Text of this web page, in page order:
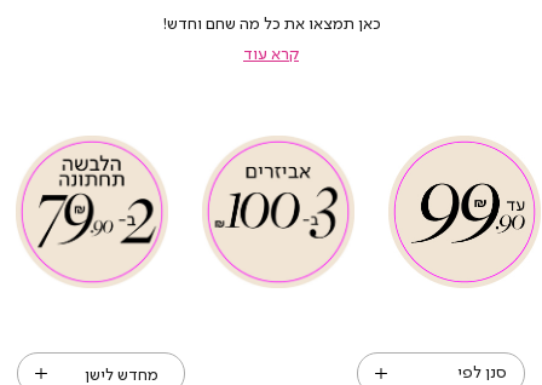
כאן תמצאו את כל מה שחם וחדש!
קרא עוד
באנר
עיגולים
ייעודי
לעמוד
מבצע
באנר
עיגולים
ייעודי
לעמוד
מבצע
באנר
עיגולים
ייעודי
לעמוד
מבצע
באנר
עיגולים
ייעודי
לעמוד
מבצע
באנר
עיגולים
ייעודי
לעמוד
מבצע
באנר
עיגולים
ייעודי
לעמוד
מבצע
סנן לפי